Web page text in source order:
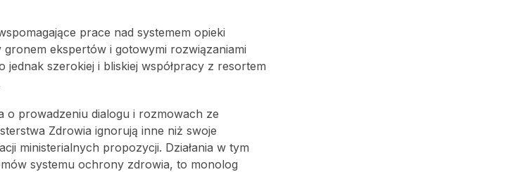
prace nad systemem opieki
ekspertów i gotowymi rozwiązaniami
jednak szerokiej i bliskiej współpracy z resortem
o prowadzeniu dialogu i rozmowach ze
Zdrowia ignorują inne niż swoje
ministerialnych propozycji. Działania w tym
systemu ochrony zdrowia, to monolog